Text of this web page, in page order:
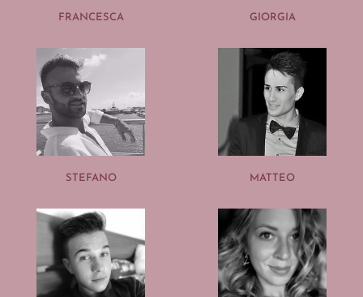
FRANCESCA GIORGIA
STEFANO MATTEO